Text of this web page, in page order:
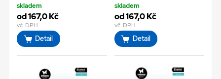
skladem
od 167,0 Kč
vč. DPH
Detail
skladem
od 167,0 Kč
vč. DPH
Detail